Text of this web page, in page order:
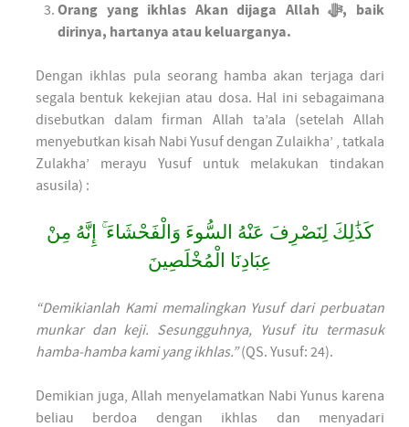
Orang yang ikhlas Akan dijaga Allah ﷻ, baik
dirinya, hartanya atau keluarganya.
Dengan ikhlas pula seorang hamba akan terjaga dari
segala bentuk kekejian atau dosa. Hal ini sebagaimana
disebutkan dalam firman Allah ta’ala (setelah Allah
menyebutkan kisah Nabi Yusuf dengan Zulaikha’ , tatkala
Zulakha’ merayu Yusuf untuk melakukan tindakan
asusila) :
كَذَٰلِكَ لِنَصْرِفَ عَنْهُ السُّوءَ وَالْفَحْشَاءَ ۚ إِنَّهُ مِنْ
عِبَادِنَا الْمُخْلَصِينَ
“Demikianlah Kami memalingkan Yusuf dari perbuatan
munkar dan keji. Sesungguhnya, Yusuf itu termasuk
hamba-hamba kami yang ikhlas.”(QS. Yusuf: 24).
Demikian juga, Allah menyelamatkan Nabi Yunus karena
beliau berdoa dengan ikhlas dan menyadari